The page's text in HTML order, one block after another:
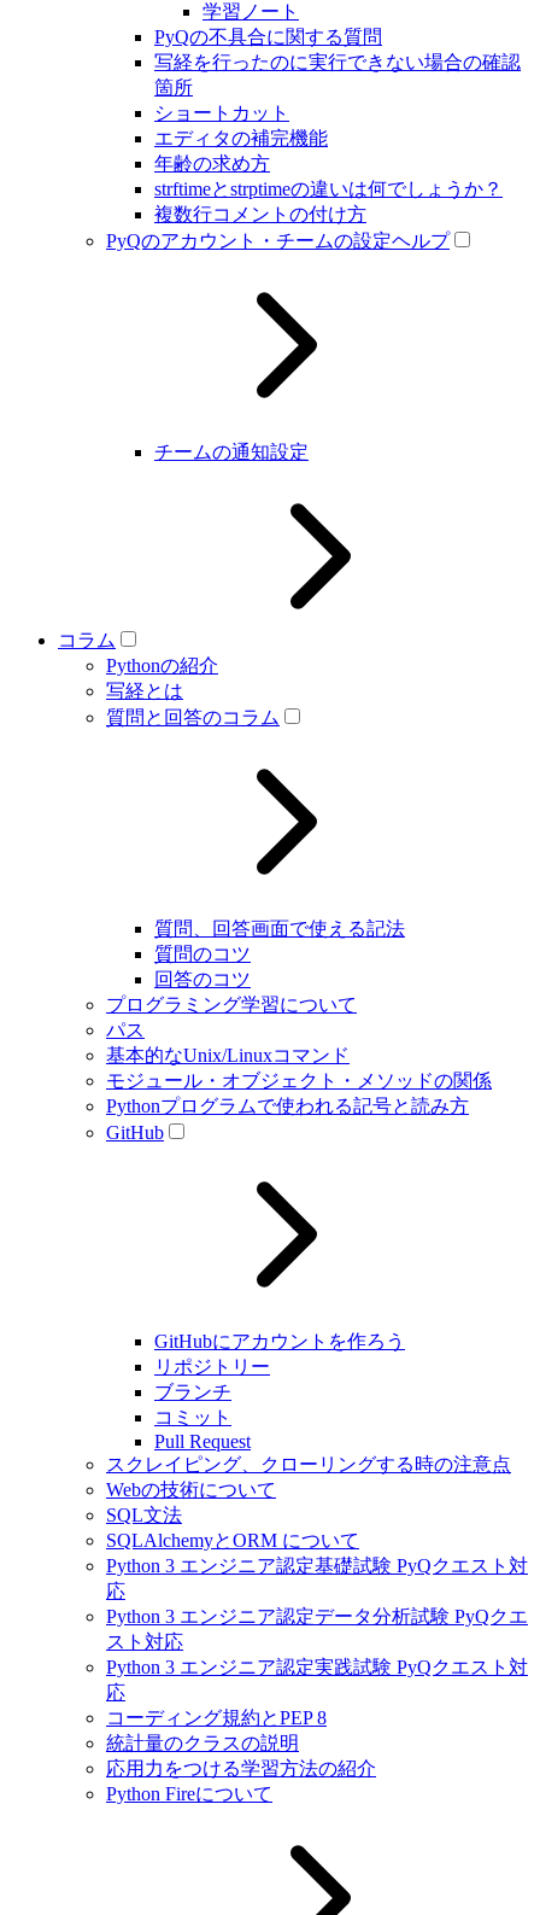
学習ノート
PyQの不具合に関する質問
写経を行ったのに実行できない場合の確認
箇所
ショートカット
エディタの補完機能
年齢の求め方
strftimeとstrptimeの違いは何でしょうか？
複数行コメントの付け方
PyQのアカウント・チームの設定ヘルプ
チームの通知設定
コラム
Pythonの紹介
写経とは
質問と回答のコラム
質問、回答画面で使える記法
質問のコツ
回答のコツ
プログラミング学習について
パス
基本的なUnix/Linuxコマンド
モジュール・オブジェクト・メソッドの関係
Pythonプログラムで使われる記号と読み方
GitHub
GitHubにアカウントを作ろう
リポジトリー
ブランチ
コミット
Pull Request
スクレイピング、クローリングする時の注意点
Webの技術について
SQL文法
SQLAlchemyとORM について
Python 3 エンジニア認定基礎試験 PyQクエスト対
応
Python 3 エンジニア認定データ分析試験 PyQクエ
スト対応
Python 3 エンジニア認定実践試験 PyQクエスト対
応
コーディング規約とPEP 8
統計量のクラスの説明
応用力をつける学習方法の紹介
Python Fireについて